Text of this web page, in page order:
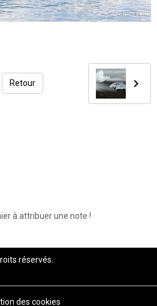
Retour
à attribuer une note !
réservés.
des cookies